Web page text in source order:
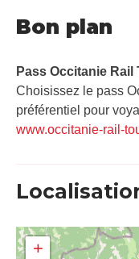
Bon plan
Pass Occitanie Rail
Choisissez le pass
préférentiel pour
www.occitanie-rail-
+